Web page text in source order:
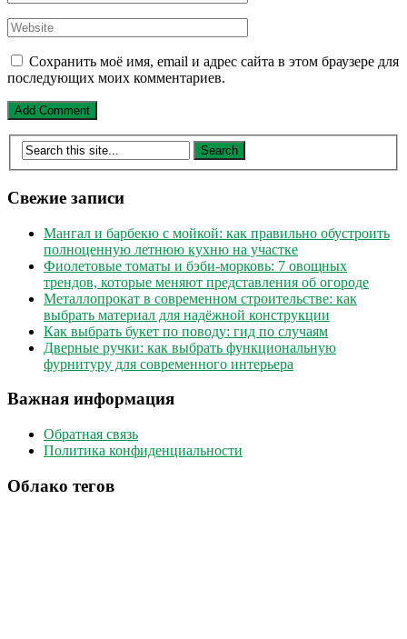
Сохранить моё имя, email и адрес сайта в этом браузере для
последующих моих комментариев.
Свежие записи
Мангал и барбекю с мойкой: как правильно обустроить
полноценную летнюю кухню на участке
Фиолетовые томаты и бэби-морковь: 7 овощных
трендов, которые меняют представления об огороде
Металлопрокат в современном строительстве: как
выбрать материал для надёжной конструкции
Как выбрать букет по поводу: гид по случаям
Дверные ручки: как выбрать функциональную
фурнитуру для современного интерьера
Важная информация
Обратная связь
Политика конфиденциальности
Облако тегов